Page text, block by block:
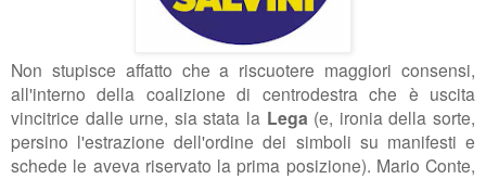
Non stupisce affatto che a riscuotere maggiori consensi,
all'interno della coalizione di centrodestra che è uscita
vincitrice dalle urne, sia stata la Lega (e, ironia della sorte,
persino l'estrazione dell'ordine dei simboli su manifesti e
schede le aveva riservato la prima posizione). Mario Conte,